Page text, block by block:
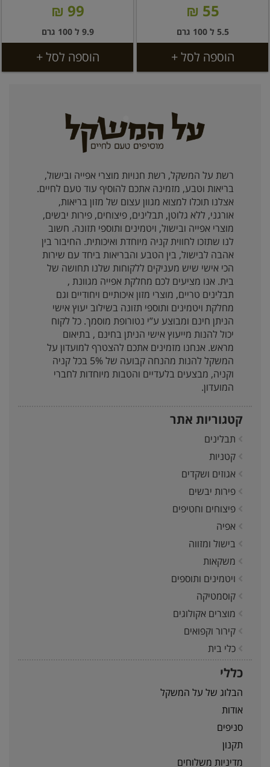
55 ₪
5.5 ל 100 גרם
הוספה לסל +
99 ₪
9.9 ל 100 גרם
הוספה לסל +
רשת על המשקל, רשת חנויות מוצרי אפייה ובישול,
בריאות וטבע, מזמינה אתכם להוסיף עוד טעם לחיים.
אצלנו תוכלו למצוא מגוון עצום של מזון בריאות,
אורגני, ללא גלוטן, תבלינים, פיצוחים, פירות יבשים,
מוצרי אפייה ובישול, ויטמינים ותוספי תזונה. חשוב
לנו שתזכו לחווית קניה מיוחדת ואיכותית. החיבור בין
אהבה לבישול, בין הטבע והבריאות ביחד עם שירות
הכי אישי שיש מעניקים ללקוחות שלנו תחושה של
בית. אנו מציעים לכם מחלקת אפייה מגוונת ,
תבלינים טריים, מוצרי מזון איכותיים ויחודיים וגם
מחלקת ויטמינים ותוספי תזונה בשילוב יעוץ אישי
הניתן חינם ומבוצע ע”י נטורופת מוסמך. כל לקוח
יכול להנות מייעוץ אישי הניתן בחינם , בתיאום
מראש. אנחנו מזמינים אתכם להצטרף למועדון על
המשקל להנות מהנחה קבועה של 5% בכל קניה
וקניה, מבצעים בלעדיים והטבות מיוחדות לחברי
המועדון.
קטגוריות אתר
תבלינים
קטניות
אגוזים ושקדים
פירות יבשים
פיצוחים וחטיפים
אפיה
בישול ומזווה
משקאות
ויטמינים ותוספים
קוסמטיקה
מוצרים אקולוגים
קירור וקפואים
כלי בית
כללי
הבלוג של על המשקל
אודות
סניפים
תקנון
מדיניות משלוחים